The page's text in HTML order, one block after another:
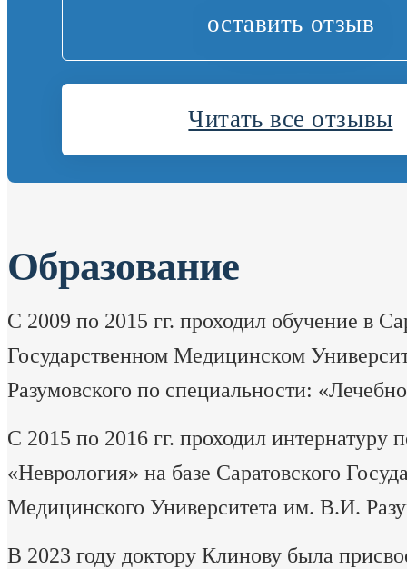
оставить отзыв
Читать все отзывы
Образование
С 2009 по 2015 гг. проходил обучение в
Государственном Медицинском
Разумовского по специальности:
С 2015 по 2016 гг. проходил интернатуру
«Неврология» на базе Саратовского
Медицинского Университета им. В.И.
В 2023 году доктору Клинову была